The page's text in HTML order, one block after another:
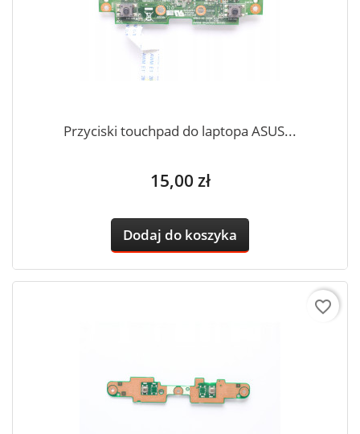
Przyciski touchpad do laptopa ASUS...
Cena
15,00 zł
Dodaj do koszyka
favorite_border